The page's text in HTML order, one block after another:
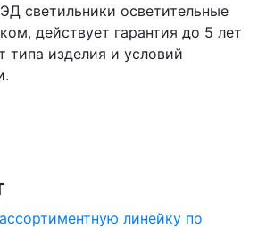
светильники осветительные
действует гарантия до 5 лет
типа изделия и условий
линейку по